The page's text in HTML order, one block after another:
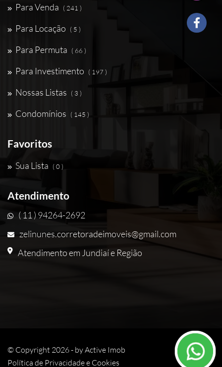
Para Venda ( 241 )
Para Locação ( 5 )
Para Permuta ( 66 )
Para Investimento ( 197 )
Nossas Listas ( 3 )
Condomínios ( 145 )
Favoritos
Sua Lista ( 0 )
Atendimento
( 11 ) 94264-2692
zelinunes.corretoradeimoveis@gmail.com
Atendimento em Jundiaí e Região
© Copyright 2026 - byActive Imob
Política de Privacidade e Cookies